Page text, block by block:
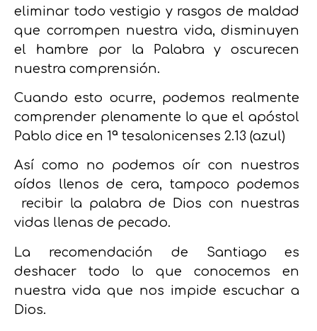
eliminar todo vestigio y rasgos de maldad
que corrompen nuestra vida, disminuyen
el hambre por la Palabra y oscurecen
nuestra comprensión.
Cuando esto ocurre, podemos realmente
comprender plenamente lo que el apóstol
Pablo dice en 1ª tesalonicenses 2.13 (azul)
Así como no podemos oír con nuestros
oídos llenos de cera, tampoco podemos
recibir la palabra de Dios con nuestras
vidas llenas de pecado.
La recomendación de Santiago es
deshacer todo lo que conocemos en
nuestra vida que nos impide escuchar a
Dios.